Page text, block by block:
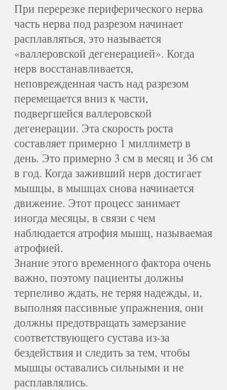
При перерезке периферического нерва
часть нерва под разрезом начинает
расплавляться, это называется
«валлеровской дегенерацией». Когда
нерв восстанавливается,
неповрежденная часть над разрезом
перемещается вниз к части,
подвергшейся валлеровской
дегенерации. Эта скорость роста
составляет примерно 1 миллиметр в
день. Это примерно 3 см в месяц и 36 см
в год. Когда заживший нерв достигает
мышцы, в мышцах снова начинается
движение. Этот процесс занимает
иногда месяцы, в связи с чем
наблюдается атрофия мышц, называемая
атрофией.
Знание этого временного фактора очень
важно, поэтому пациенты должны
терпеливо ждать, не теряя надежды, и,
выполняя пассивные упражнения, они
должны предотвращать замерзание
соответствующего сустава из-за
бездействия и следить за тем, чтобы
мышцы оставались сильными и не
расплавлялись.